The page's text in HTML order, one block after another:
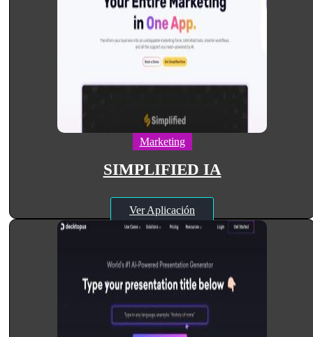
Marketing
SIMPLIFIED IA
Ver Aplicación